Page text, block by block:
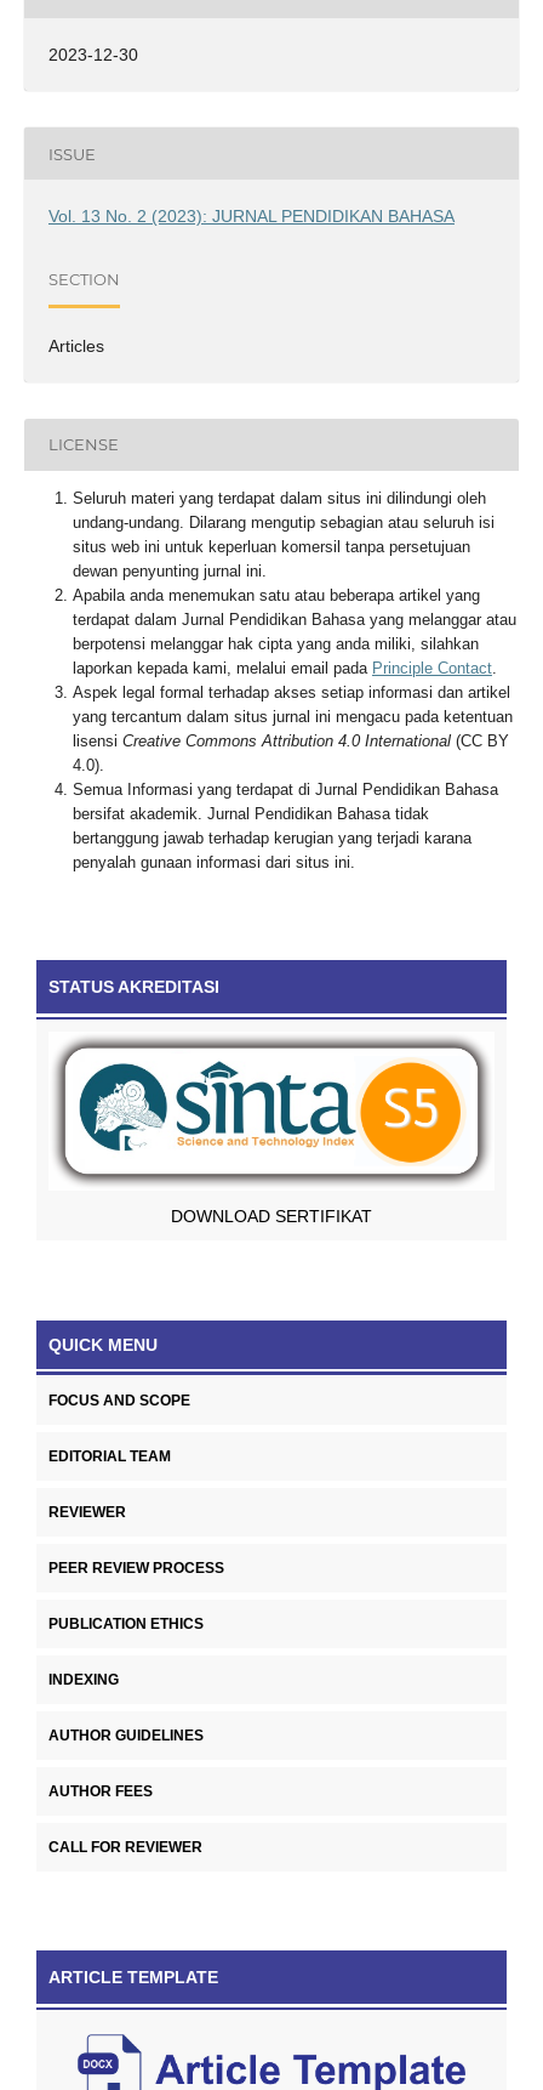
2023-12-30
ISSUE
Vol. 13 No. 2 (2023): JURNAL PENDIDIKAN BAHASA
SECTION
Articles
LICENSE
Seluruh materi yang terdapat dalam situs ini dilindungi oleh
undang-undang. Dilarang mengutip sebagian atau seluruh isi
situs web ini untuk keperluan komersil tanpa persetujuan
dewan penyunting jurnal ini.
Apabila anda menemukan satu atau beberapa artikel yang
terdapat dalam Jurnal Pendidikan Bahasa yang melanggar atau
berpotensi melanggar hak cipta yang anda miliki, silahkan
laporkan kepada kami, melalui email pada Principle Contact.
Aspek legal formal terhadap akses setiap informasi dan artikel
yang tercantum dalam situs jurnal ini mengacu pada ketentuan
lisensi Creative Commons Attribution 4.0 International(CC BY
4.0).
Semua Informasi yang terdapat di Jurnal Pendidikan Bahasa
bersifat akademik. Jurnal Pendidikan Bahasa tidak
bertanggung jawab terhadap kerugian yang terjadi karana
penyalah gunaan informasi dari situs ini.
STATUS AKREDITASI
DOWNLOAD SERTIFIKAT
QUICK MENU
FOCUS AND SCOPE
EDITORIAL TEAM
REVIEWER
PEER REVIEW PROCESS
PUBLICATION ETHICS
INDEXING
AUTHOR GUIDELINES
AUTHOR FEES
CALL FOR REVIEWER
ARTICLE TEMPLATE